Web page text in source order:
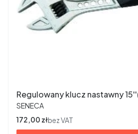
Regulowany klucz nastawny
PRODUCENT
SENECA
Cena
172,00 złbez VAT